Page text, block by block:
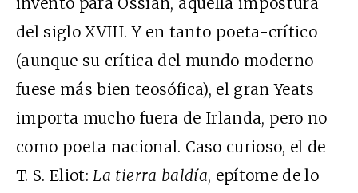
del siglo XVIII. Y en tanto poeta-crítico
(aunque su crítica del mundo moderno
fuese más bien teosófica), el gran Yeats
importa mucho fuera de Irlanda, pero no
como poeta nacional. Caso curioso, el de
T. S. Eliot:La tierra baldía, epítome de lo